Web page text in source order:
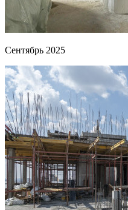
Сентябрь 2025